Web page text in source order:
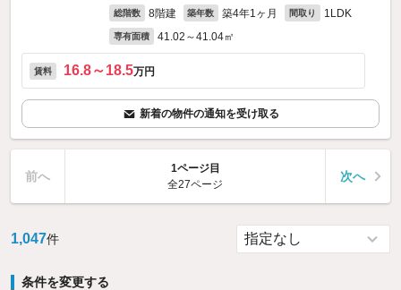
総階数 8階建 築年数 築4年1ヶ月 間取り 1LDK
専有面積 41.02～41.04㎡
賃料 16.8～18.5万円
新着の物件の通知を受け取る
前へ
1ページ目
全27ページ
次へ
1,047件
条件を変更する